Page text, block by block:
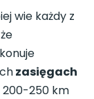
wie każdy z
zasięgach
200-250 km